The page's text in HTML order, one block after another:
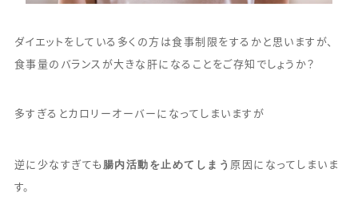
ダイエットをしている多くの方は食事制限をするかと思いますが、
食事量のバランスが大きな肝になることをご存知でしょうか？
多すぎるとカロリーオーバーになってしまいますが
逆に少なすぎても 腸内活動を止めてしまう 原因になってしまいま
す。